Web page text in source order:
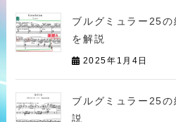
ブルグミュラー25
を解説
2025年1月4日
ブルグミュラー25
説